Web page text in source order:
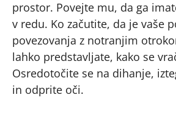
prostor. Povejte mu, da ga
v redu. Ko začutite, da je vaše
povezovanja z notranjim
lahko predstavljate, kako se
Osredotočite se na dihanje,
in odprite oči.